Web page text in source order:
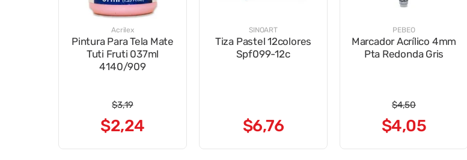
Acrilex
Pintura Para Tela Mate
Tuti Fruti 037ml
4140/909
$3,19
$2,24
SINOART
Tiza Pastel 12colores
Spf099-12c
$6,76
PEBEO
Marcador Acrílico 4mm
Pta Redonda Gris
$4,50
$4,05